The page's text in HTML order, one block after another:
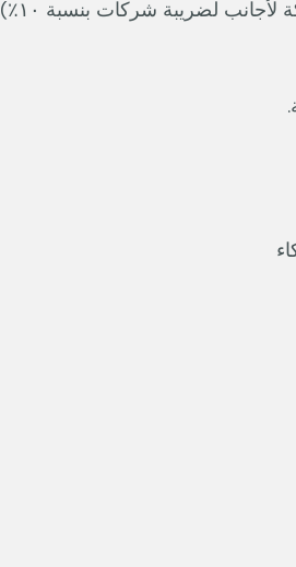
لضريبة شركات بنسبة ١٠٪).